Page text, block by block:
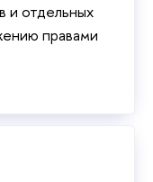
и отдельных
правами